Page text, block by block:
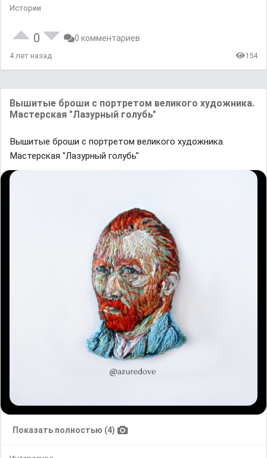
Истории
0 0 комментариев
4 лет назад 154
Вышитые броши с портретом великого художника.
Мастерская "Лазурный голубь"
Вышитые броши с портретом великого художника.
Мастерская "Лазурный голубь"
Показать полностью (4)